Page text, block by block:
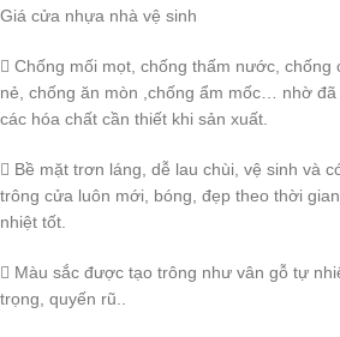
Giá cửa nhựa nhà vệ sinh
 Chống mối mọt, chống thấm nước, chống
nẻ, chống ăn mòn ,chống ẩm mốc… nhờ
các hóa chất cần thiết khi sản xuất.
 Bề mặt trơn láng, dễ lau chùi, vệ sinh và
trông cửa luôn mới, bóng, đẹp theo thời
nhiệt tốt.
 Màu sắc được tạo trông như vân gỗ tự
trọng, quyến rũ..